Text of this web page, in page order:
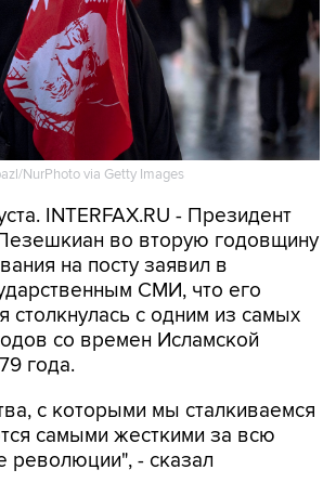
NurPhoto via Getty Images
INTERFAX.RU - Президент
во вторую годовщину
на посту заявил в
СМИ, что его
столкнулась с одним из самых
со времен Исламской
года.
с которыми мы сталкиваемся
самыми жесткими за всю
революции", - сказал